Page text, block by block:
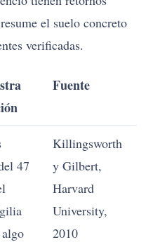
el suelo concreto
verificadas.
Fuente
47
Killingsworth
y Gilbert,
Harvard
University,
2010